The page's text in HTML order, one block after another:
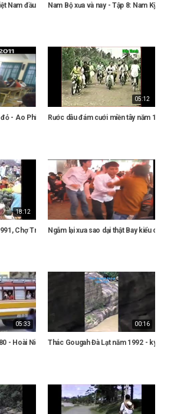
Nam đầu thế kỷ 20Nam Bộ xưa và nay - Tập 8: Nam Kỳ lục
- Ao Phít đi học ngày xưa 8x 9x còn nhớ
05:12
Rước dâu đám cưới miền tây năm
18:12
Chợ Trà Cú Cuối Năm 1991- Ký Ức Trà Vinh Xưa
Ngẫm lại xưa sao dại thật Bay kiểu chêu
05:33
- Hoài Niệm Về Đà Lạt Xưa
00:16
Thác Gougah Đà Lạt năm 1992 - ký ức